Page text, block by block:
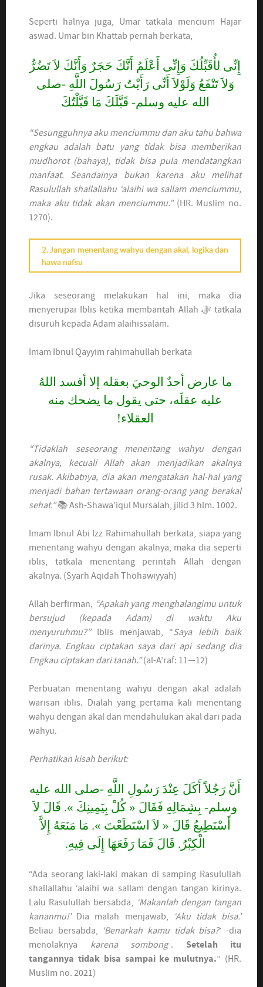
Seperti halnya juga, Umar tatkala mencium Hajar
aswad. Umar bin Khattab pernah berkata,
إِنِّى لأُقَبِّلُكَ وَإِنِّى أَعْلَمُ أَنَّكَ حَجَرٌ وَأَنَّكَ لاَ تَضُرُّ
وَلاَ تَنْفَعُ وَلَوْلاَ أَنِّى رَأَيْتُ رَسُولَ اللَّهِ -صلى
الله عليه وسلم- قَبَّلَكَ مَا قَبَّلْتُكَ
“Sesungguhnya aku menciummu dan aku tahu bahwa
engkau adalah batu yang tidak bisa memberikan
mudhorot (bahaya), tidak bisa pula mendatangkan
manfaat. Seandainya bukan karena aku melihat
Rasulullah shallallahu ‘alaihi wa sallam menciummu,
maka aku tidak akan menciummu.”(HR. Muslim no.
1270).
2. Jangan menentang wahyu dengan akal, logika dan
hawa nafsu
Jika seseorang melakukan hal ini, maka dia
menyerupai Iblis ketika membantah Allah ﷻ tatkala
disuruh kepada Adam alaihissalam.
Imam Ibnul Qayyim rahimahullah berkata
ما عارض أحدٌ الوحيَ بعقله إلا أفسد اللهُ
عليه عقلَه، حتى يقول ما يضحك منه
العقلاء!
“Tidaklah seseorang menentang wahyu dengan
akalnya, kecuali Allah akan menjadikan akalnya
rusak. Akibatnya, dia akan mengatakan hal-hal yang
menjadi bahan tertawaan orang-orang yang berakal
sehat.”📚 Ash-Shawa’iqul Mursalah, jilid 3 hlm. 1002.
Imam Ibnul Abi Izz Rahimahullah berkata, siapa yang
menentang wahyu dengan akalnya, maka dia seperti
iblis, tatkala menentang perintah Allah dengan
akalnya. (Syarh Aqidah Thohawiyyah)
Allah berfirman, “Apakah yang menghalangimu untuk
bersujud (kepada Adam) di waktu Aku
menyuruhmu?”
Iblis menjawab, “Saya lebih baik
darinya. Engkau ciptakan saya dari api sedang dia
Engkau ciptakan dari tanah.”(al-A’raf: 11—12)
Perbuatan menentang wahyu dengan akal adalah
warisan iblis. Dialah yang pertama kali menentang
wahyu dengan akal dan mendahulukan akal dari pada
wahyu.
Perhatikan kisah berikut:
أَنَّ رَجُلاً أَكَلَ عِنْدَ رَسُولِ اللَّهِ -صلى الله عليه
وسلم- بِشِمَالِهِ فَقَالَ « كُلْ بِيَمِينِكَ ». قَالَ لاَ
أَسْتَطِيعُ قَالَ « لاَ اسْتَطَعْتَ ». مَا مَنَعَهُ إِلاَّ
الْكِبْرُ. قَالَ فَمَا رَفَعَهَا إِلَى فِيهِ.
“Ada seorang laki-laki makan di samping Rasulullah
shallallahu ‘alaihi wa sallam dengan tangan kirinya.
Lalu Rasulullah bersabda, ‘Makanlah dengan tangan
kananmu!’Dia malah menjawab,
‘Aku tidak bisa.’
Beliau bersabda,
‘Benarkah kamu tidak bisa?’ -dia
menolaknya karena sombong-. Setelah itu
tangannya tidak bisa sampai ke mulutnya.” (HR.
Muslim no. 2021)